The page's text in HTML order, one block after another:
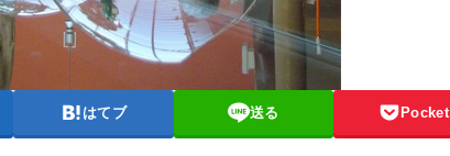
はてブ 送る Pocket